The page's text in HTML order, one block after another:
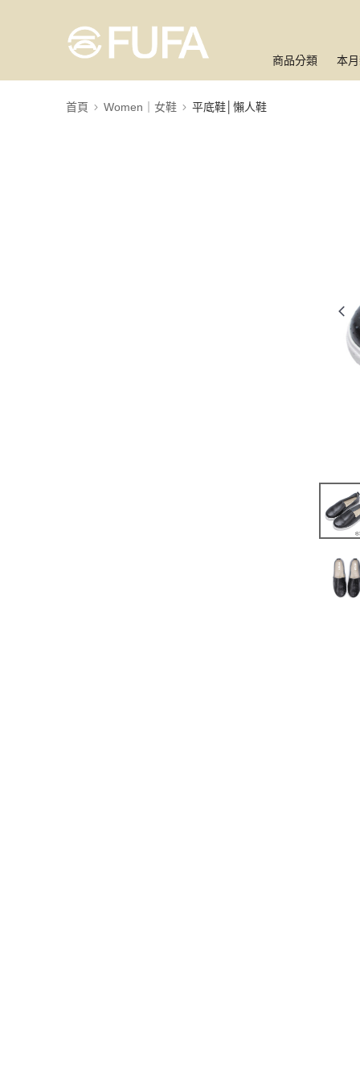
商品分類 本
首頁 Women｜女鞋 平底鞋│懶人鞋